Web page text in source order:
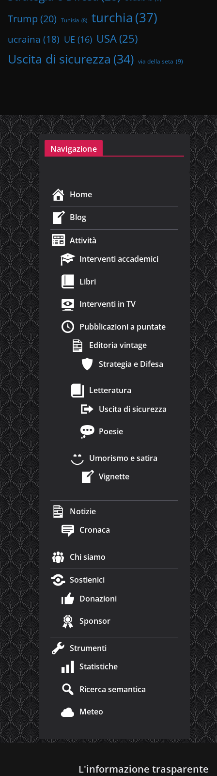
Trump (20) Tunisia (8) turchia(37)
ucraina (18) UE (16) USA (25)
Uscita di sicurezza (34) via della seta (9)
Navigazione
Home
Blog
Attività
Interventi accademici
Libri
Interventi in TV
Pubblicazioni a puntate
Editoria vintage
Strategia e Difesa
Letteratura
Uscita di sicurezza
Poesie
Umorismo e satira
Vignette
Notizie
Cronaca
Chi siamo
Sostienici
Donazioni
Sponsor
Strumenti
Statistiche
Ricerca semantica
Meteo
L'informazione trasparente